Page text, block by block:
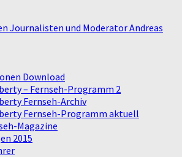
Journalisten und Moderator Andreas
Download
– Fernseh-Programm 2
Fernseh-Archiv
Fernseh-Programm aktuell
Magazine
2015